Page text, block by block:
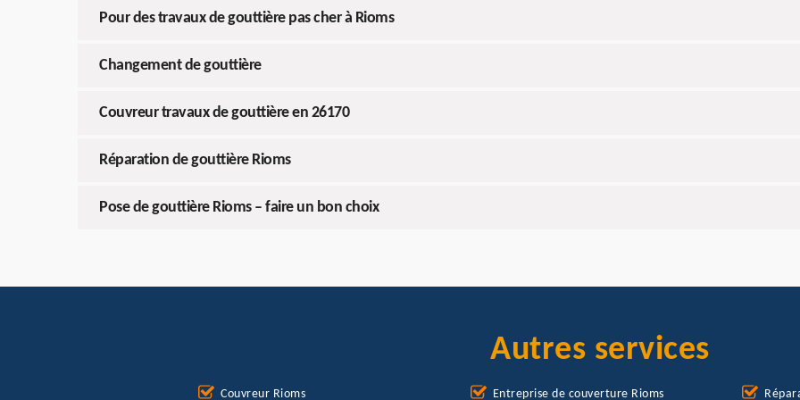
Pour des travaux de gouttière pas cher à Rioms
Changement de gouttière
Couvreur travaux de gouttière en 26170
Réparation de gouttière Rioms
Pose de gouttière Rioms – faire un bon choix
Autres services
Couvreur Rioms Entreprise de couverture Rioms